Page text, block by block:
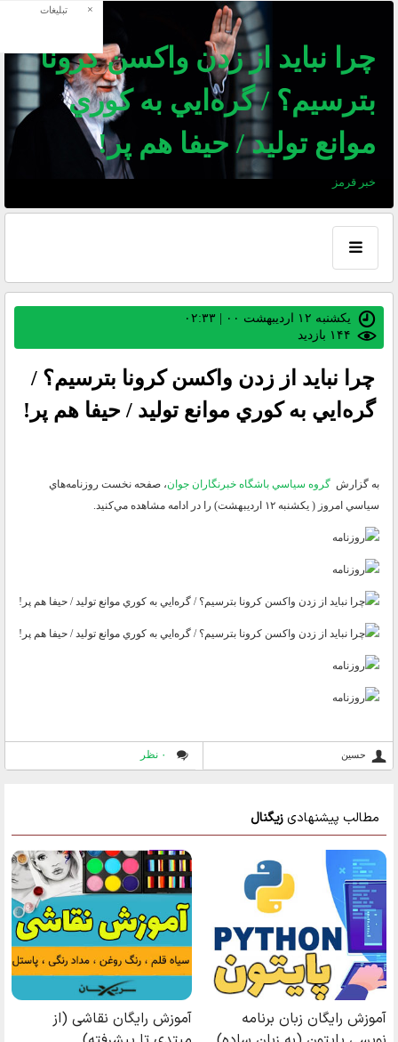
چرا نبايد از زدن واكسن كرونا
بترسيم؟ / گره‌ايي به كوري
موانع توليد / حيفا هم پر!
خبر قرمز
یکشنبه ۱۲ اردیبهشت ۰۰ | ۰۲:۳۳
چرا نبايد از زدن واكسن كرونا بترسيم؟ /
گره‌ايي به كوري موانع توليد / حيفا هم پر!
به گزارش گروه سياسي باشگاه خبرنگاران جوان، صفحه نخست روزنامه‌هاي
سياسي امروز ( يكشنبه ١٢ ارديبهشت) را در ادامه مشاهده مي‌كنيد.
حسين ۰ نظر
تبلیغات ×